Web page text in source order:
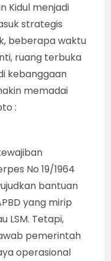
Kidul menjadi
strategis
beberapa waktu
ruang terbuka
kebanggaan
memadai
:
No 19/1964
bantuan
yang mirip
LSM. Tetapi,
pemerintah
operasional